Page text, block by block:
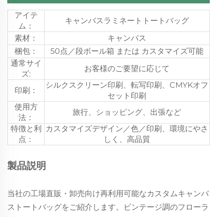
アイテ
ム：
キャンバスラミネートトートバッグ
素材：
キャンバス
梱包：
50点／段ボール箱 または カスタマイズ可能
通常サイ
ズ:
お客様のご要望に応じて
印刷：
シルクスクリーン印刷、転写印刷、CMYKオフ
セット印刷
使用方
法：
旅行、ショッピング、出張など
特徴と利
点：
カスタマイズデザイン／色／印刷、環境にやさ
しく、高品質
製品説明
当社の工場直販・卸売向け再利用可能なカスタムキャンバ
ストートバッグをご紹介します。ビンテージ調のフローラ